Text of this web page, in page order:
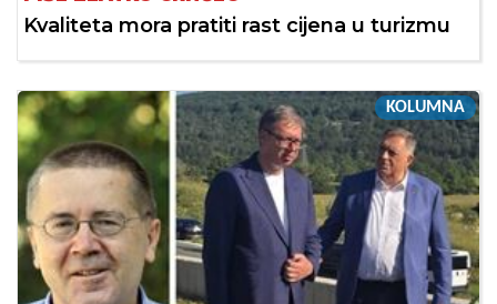
Kvaliteta mora pratiti rast cijena u turizmu
KOLUMNA